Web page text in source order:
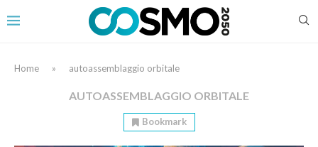
Home » autoassemblaggio orbitale
AUTOASSEMBLAGGIO ORBITALE
Bookmark